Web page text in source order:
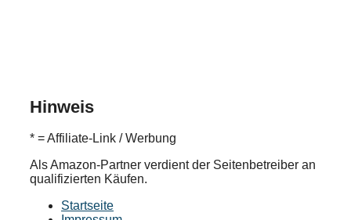
Hinweis
* = Affiliate-Link / Werbung
Als Amazon-Partner verdient der Seitenbetreiber an
qualifizierten Käufen.
Startseite